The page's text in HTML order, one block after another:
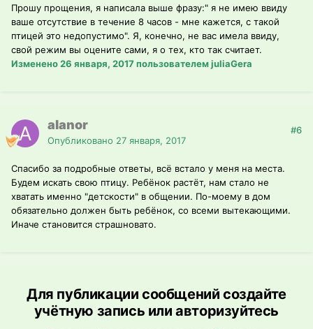
Прошу прощения, я написала выше фразу:" я не имею ввиду
ваше отсутствие в течение 8 часов - мне кажется, с такой
птицей это недопустимо". Я, конечно, не вас имела ввиду,
свой режим вы оцените сами, я о тех, кто так считает.
Изменено26 января, 2017 пользователем juliaGera
alanor
Опубликовано 27 января, 2017
#6
Спасибо за подробные ответы, всё встало у меня на места.
Будем искать свою птицу. Ребёнок растёт, нам стало не
хватать именно "детскости" в общении. По-моему в дом
обязательно должен быть ребёнок, со всеми вытекающими.
Иначе становится страшновато.
Для публикации сообщений создайте
учётную запись или авторизуйтесь